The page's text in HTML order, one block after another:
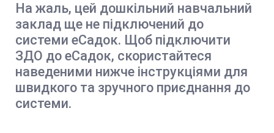
На жаль, цей дошкільний навчальний
заклад ще не підключений до
системи еСадок. Щоб підключити
ЗДО до еСадок, скористайтеся
наведеними нижче інструкціями для
швидкого та зручного приєднання до
системи.